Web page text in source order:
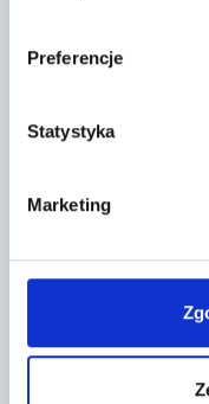
Preferencje
Statystyka
Marketing
Moc silnika
Nr rej.